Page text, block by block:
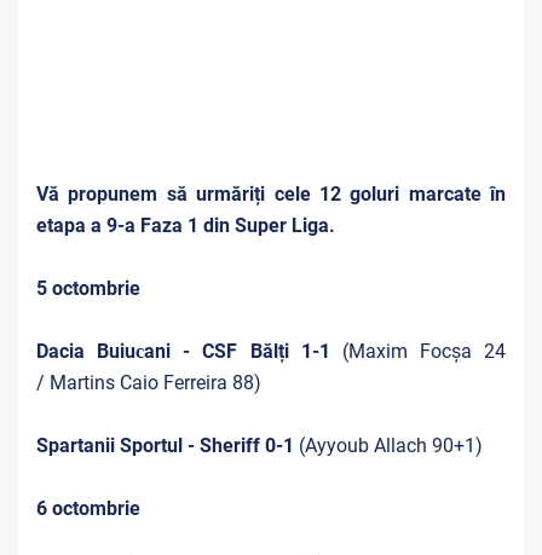
Vă propunem să urmăriți cele 12 goluri marcate în
etapa a 9-a Faza 1 din Super Liga.
5 octombrie
Dacia Buiuсani - CSF Bălți 1-1 (Maxim Focșa 24
/ Martins Caio Ferreira 88)
Spartanii Sportul - Sheriff 0-1 (Ayyoub Allach 90+1)
6 octombrie